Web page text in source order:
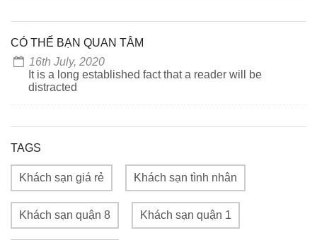
CÓ THỂ BẠN QUAN TÂM
16th July, 2020
It is a long established fact that a reader will be
distracted
TAGS
Khách sạn giá rẻ Khách sạn tình nhân
Khách sạn quận 8 Khách sạn quận 1